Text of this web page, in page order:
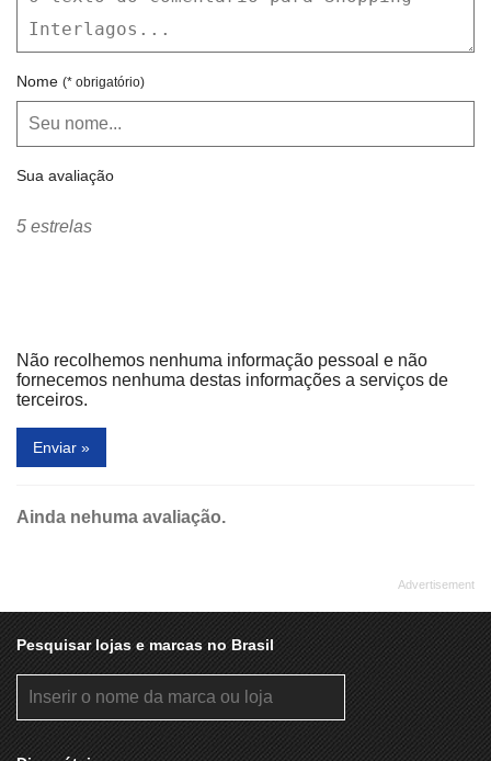
Clube Melissa
Colombo Commcenter
Company Conexão
Confidence Câmbio
CVC Turismo
Dominós Pizza Donna Rose
Dorinho's
Droga Raia
Enfermaria
Fast Shop Flávia Mendes
Fluor Brasil FMW
Formula Kids Foto Mais
Fototica Frutah
Nome (* obrigatório)
Sua avaliação
5 estrelas
Não recolhemos nenhuma informação pessoal e não
fornecemos nenhuma destas informações a serviços de
terceiros.
Enviar »
Ainda nehuma avaliação.
Pesquisar lojas e marcas no Brasil